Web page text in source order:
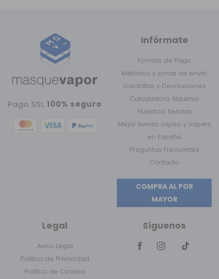
Pago SSL100% seguro
Infórmate
Formas de Pago
Métodos y zonas de envío
Garantías y Devoluciones
Calculadora Alquimia
Nuestras tiendas
Mejor tienda vapeo y vapers
en España
Preguntas Frecuentes
Contacto
COMPRA AL POR
MAYOR
Legal
Aviso Legal
Política de Privacidad
Política de Cookies
Síguenos